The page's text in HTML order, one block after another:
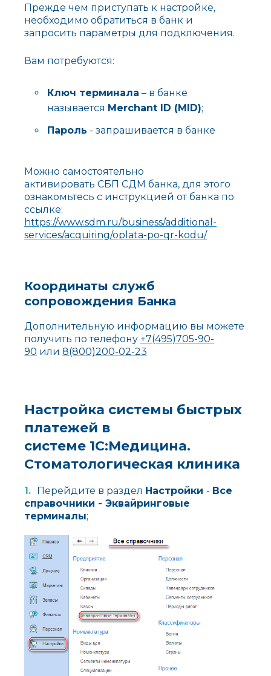
Прежде чем приступать к настройке,
необходимо обратиться в банк и
запросить параметры для подключения.
Вам потребуются:
Ключ терминала – в банке
называется Merchant ID (MID);
Пароль - запрашивается в банке
Можно самостоятельно
активировать СБП СДМ банка, для этого
ознакомьтесь с инструкцией от банка по
ссылке:
https://www.sdm.ru/business/additional-
services/acquiring/oplata-po-qr-kodu/
Координаты служб
сопровождения Банка
Дополнительную информацию вы можете
получить по телефону +7(495)705-90-
90 или 8(800)200-02-23
Настройка системы быстрых
платежей в
системе 1С:Медицина.
Стоматологическая клиника
Перейдите в раздел Настройки - Все
справочники - Эквайринговые
терминалы;